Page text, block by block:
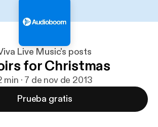
Live Music's posts
for Christmas
min · 7 de nov de 2013
Prueba gratis